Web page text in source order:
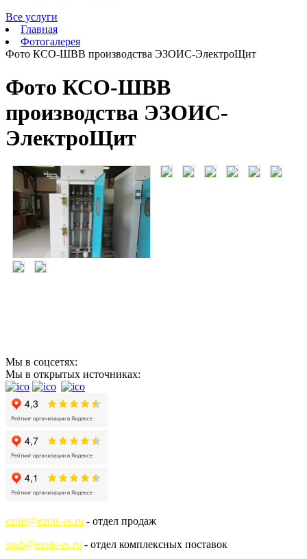
Все услуги
Главная
Фотогалерея
Фото КСО-ШВВ производства ЭЗОИС-ЭлектроЩит
Фото КСО-ШВВ
производства ЭЗОИС-
ЭлектроЩит
Мы в соцсетях:
Мы в открытых источниках:
ezois@ezois-es.ru - отдел продаж
snab@ezois-es.ru - отдел комплексных поставок